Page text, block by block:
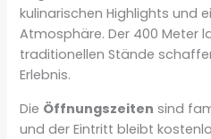
kulinarischen Highlights und
Atmosphäre. Der 400 Meter
traditionellen Stände
Erlebnis.
Die Öffnungszeiten sind
und der Eintritt bleibt